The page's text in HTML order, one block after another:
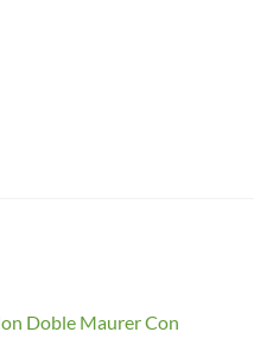
Doble Maurer Con